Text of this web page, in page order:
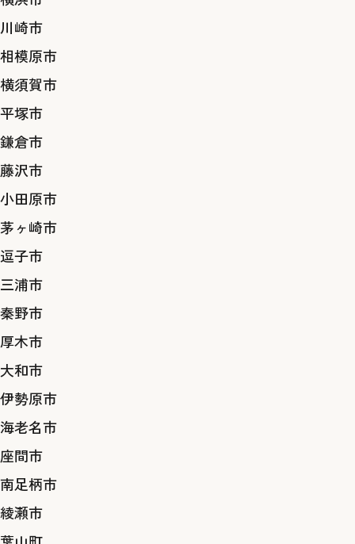
川崎市
相模原市
横須賀市
平塚市
鎌倉市
藤沢市
小田原市
茅ヶ崎市
逗子市
三浦市
秦野市
厚木市
大和市
伊勢原市
海老名市
座間市
南足柄市
綾瀬市